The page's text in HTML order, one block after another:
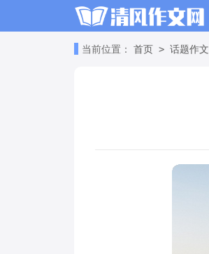
当前位置： 首页 > 话题作文